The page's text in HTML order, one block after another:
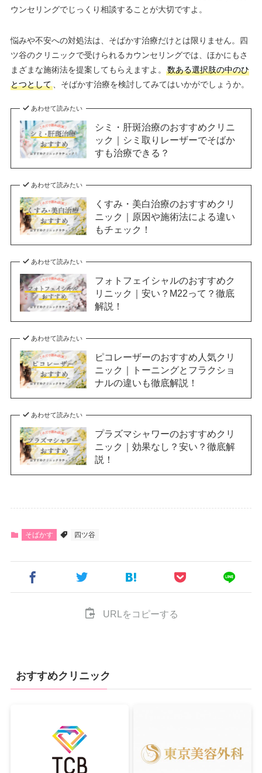
ウンセリングでじっくり相談することが大切ですよ。
悩みや不安への対処法は、そばかす治療だけとは限りません。四
ツ谷のクリニックで受けられるカウンセリングでは、ほかにもさ
まざまな施術法を提案してもらえますよ。
数ある選択肢の中のひ
とつとして、そばかす治療を検討してみてはいかがでしょうか。
あわせて読みたい
シミ・肝斑治療のおすすめクリニ
ック｜シミ取りレーザーでそばか
すも治療できる？
あわせて読みたい
くすみ・美白治療のおすすめクリ
ニック｜原因や施術法による違い
もチェック！
あわせて読みたい
フォトフェイシャルのおすすめク
リニック｜安い？M22って？徹底
解説！
あわせて読みたい
ピコレーザーのおすすめ人気クリ
ニック｜トーニングとフラクショ
ナルの違いも徹底解説！
あわせて読みたい
プラズマシャワーのおすすめクリ
ニック｜効果なし？安い？徹底解
説！
そばかす 四ツ谷
URLをコピーする
おすすめクリニック